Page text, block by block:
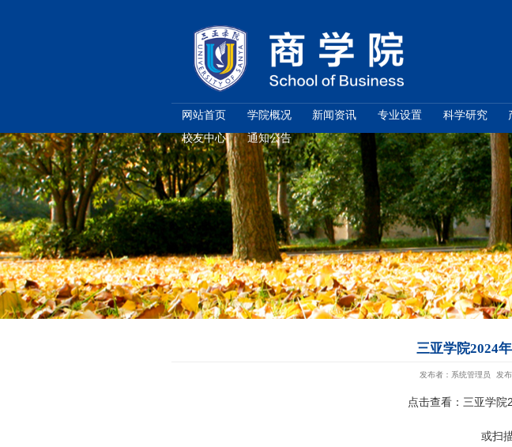
网站首页 学院概况 新闻资讯
校友中心 通知公告